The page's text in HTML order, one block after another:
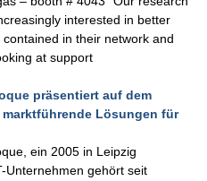
interested in better
in their network and
at support
präsentiert auf dem
Lösungen für
ein 2005 in Leipzig
Unternehmen gehört seit